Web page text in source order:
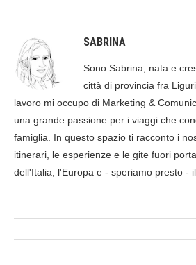
SABRINA
Sono Sabrina, nata e
città di provincia fra
lavoro mi occupo di Marketing &
una grande passione per i viaggi che
famiglia. In questo spazio ti racconto i
itinerari, le esperienze e le gite fuori
dell'Italia, l'Europa e - speriamo presto -